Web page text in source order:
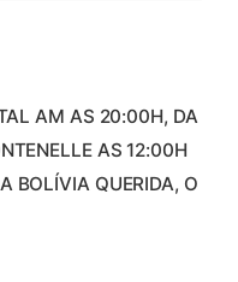
AM AS 20:00H, DA
AS 12:00H
BOLÍVIA QUERIDA, O